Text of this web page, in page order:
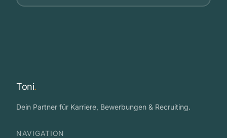
Toni.
Dein Partner für Karriere, Bewerbungen & Recruiting.
NAVIGATION